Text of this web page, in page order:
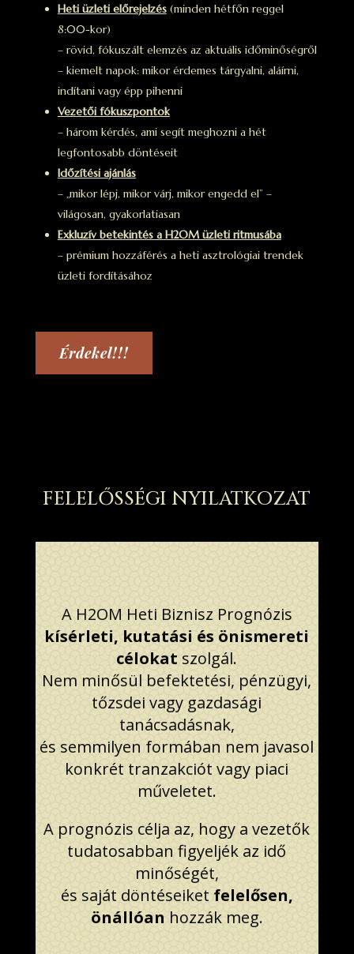
Heti üzleti előrejelzés(minden hétfőn reggel
8:00-kor)
– rövid, fókuszált elemzés az aktuális időminőségről
– kiemelt napok: mikor érdemes tárgyalni, aláírni,
indítani vagy épp pihenni
Vezetői fókuszpontok
– három kérdés, ami segít meghozni a hét
legfontosabb döntéseit
Időzítési ajánlás
– „mikor lépj, mikor várj, mikor engedd el” –
világosan, gyakorlatiasan
Exkluzív betekintés a H2OM üzleti ritmusába
– prémium hozzáférés a heti asztrológiai trendek
üzleti fordításához
Érdekel!!!
FELELŐSSÉGI NYILATKOZAT
A H2OM Heti Biznisz Prognózis
kísérleti, kutatási és önismereti
célokat szolgál.
Nem minősül befektetési, pénzügyi,
tőzsdei vagy gazdasági
tanácsadásnak,
és semmilyen formában nem javasol
konkrét tranzakciót vagy piaci
műveletet.
A prognózis célja az, hogy a vezetők
tudatosabban figyeljék az idő
minőségét,
és saját döntéseiket felelősen,
önállóan hozzák meg.